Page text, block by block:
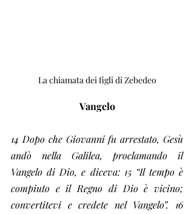
La chiamata dei figli di Zebedeo
Vangelo
14 Dopo che Giovanni fu arrestato, Gesù
andò nella Galilea, proclamando il
Vangelo di Dio, e diceva: 15 “Il tempo è
compiuto e il Regno di Dio è vicino;
convertitevi e credete nel Vangelo”. 16